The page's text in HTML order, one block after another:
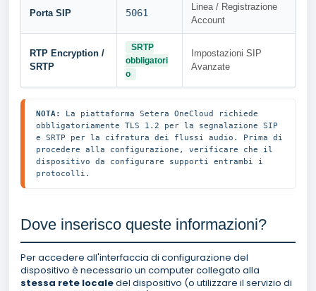
Porta SIP 5061
Linea / Registrazione
Account
RTP Encryption /
SRTP
SRTP
obbligatori
o
Impostazioni SIP
Avanzate
NOTA:
La piattaforma Setera OneCloud richiede
obbligatoriamente TLS 1.2 per la segnalazione SIP
e SRTP per la cifratura dei flussi audio. Prima di
procedere alla configurazione, verificare che il
dispositivo da configurare supporti entrambi i
protocolli.
Dove inserisco queste informazioni?
Per accedere all'interfaccia di configurazione del
dispositivo è necessario un computer collegato alla
stessa rete localedel dispositivo (o utilizzare il servizio di